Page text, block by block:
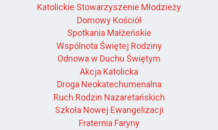
Katolickie Stowarzyszenie Młodzieży
Domowy Kościół
Spotkania Małżeńskie
Wspólnota Świętej Rodziny
Odnowa w Duchu Świętym
Akcja Katolicka
Droga Neokatechumenalna
Ruch Rodzin Nazaretańskich
Szkoła Nowej Ewangelizacji
Fraternia Faryny